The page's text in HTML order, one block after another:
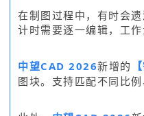
在制图过程中，有时会
计时需要逐一编辑，工作
中望CAD 2026新增的
图块。支持匹配不同比